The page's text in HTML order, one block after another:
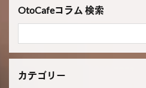
OtoCafeコラム 検索
カテゴリー